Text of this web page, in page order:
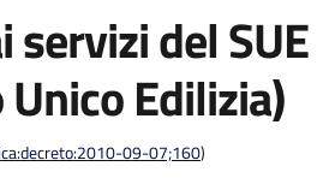
servizi del SUE
Edilizia)
09-07;160)